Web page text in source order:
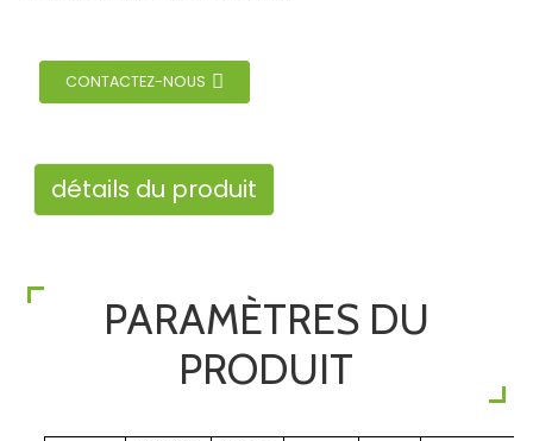
CONTACTEZ-NOUS
détails du produit
PARAMÈTRES DU
PRODUIT